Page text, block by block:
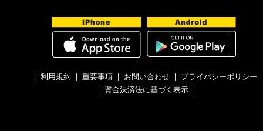
| 利用規約 | 重要事項 | お問い合わせ | プライバシーポリシー
| 資金決済法に基づく表示 |